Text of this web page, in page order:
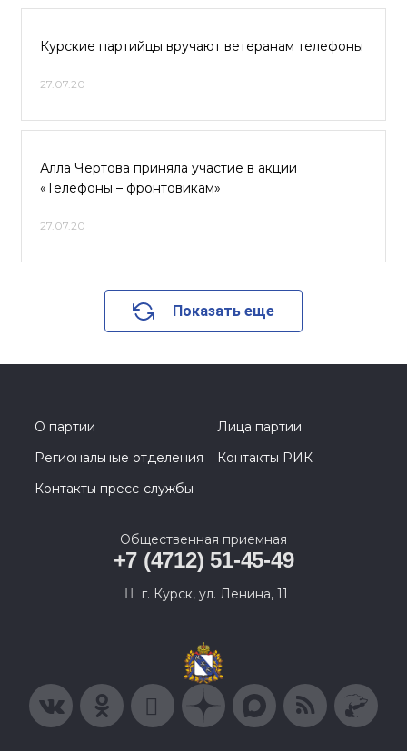
Курские партийцы вручают ветеранам телефоны
27.07.20
Алла Чертова приняла участие в акции
«Телефоны – фронтовикам»
27.07.20
Показать еще
О партии
Лица партии
Региональные отделения
Контакты РИК
Контакты пресс-службы
Общественная приемная
+7 (4712) 51-45-49
г. Курск, ул. Ленина, 11